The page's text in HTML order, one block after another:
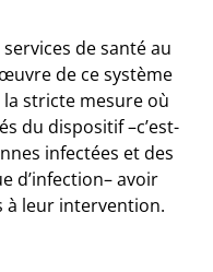
de santé au
de ce système
stricte mesure où
du dispositif –c’est-
infectées et des
d’infection– avoir
à leur intervention.